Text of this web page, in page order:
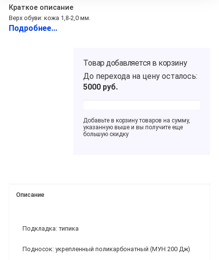
Краткое описание
Верх обуви: кожа 1,8-2,0 мм.
Подробнее...
Товар добавляется в корзину
До перехода на цену осталось:
5000 руб.
Добавьте в корзину товаров на сумму,
указанную выше и вы получите еще
большую скидку
Описание
Подкладка: типика
Подносок: укрепленный поликарбонатный (МУН 200 Дж)